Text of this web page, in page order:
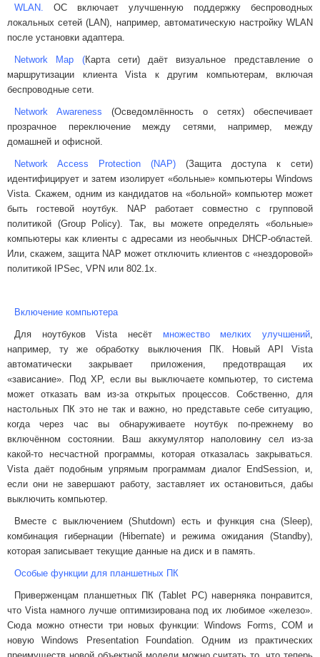
WLAN. ОС включает улучшенную поддержку беспроводных
локальных сетей (LAN), например, автоматическую настройку WLAN
после установки адаптера.
Network Map (Карта сети) даёт визуальное представление о
маршрутизации клиента Vista к другим компьютерам, включая
беспроводные сети.
Network Awareness (Осведомлённость о сетях) обеспечивает
прозрачное переключение между сетями, например, между
домашней и офисной.
Network Access Protection (NAP) (Защита доступа к сети)
идентифицирует и затем изолирует «больные» компьютеры Windows
Vista. Скажем, одним из кандидатов на «больной» компьютер может
быть гостевой ноутбук. NAP работает совместно с групповой
политикой (Group Policy). Так, вы можете определять «больные»
компьютеры как клиенты с адресами из необычных DHCP-областей.
Или, скажем, защита NAP может отключить клиентов с «нездоровой»
политикой IPSec, VPN или 802.1x.
Включение компьютера
Для ноутбуков Vista несёт множество мелких улучшений,
например, ту же обработку выключения ПК. Новый API Vista
автоматически закрывает приложения, предотвращая их
«зависание». Под XP, если вы выключаете компьютер, то система
может отказать вам из-за открытых процессов. Собственно, для
настольных ПК это не так и важно, но представьте себе ситуацию,
когда через час вы обнаруживаете ноутбук по-прежнему во
включённом состоянии. Ваш аккумулятор наполовину сел из-за
какой-то несчастной программы, которая отказалась закрываться.
Vista даёт подобным упрямым программам диалог EndSession, и,
если они не завершают работу, заставляет их остановиться, дабы
выключить компьютер.
Вместе с выключением (Shutdown) есть и функция сна (Sleep),
комбинация гибернации (Hibernate) и режима ожидания (Standby),
которая записывает текущие данные на диск и в память.
Особые функции для планшетных ПК
Приверженцам планшетных ПК (Tablet PC) наверняка понравится,
что Vista намного лучше оптимизирована под их любимое «железо».
Сюда можно отнести три новых функции: Windows Forms, COM и
новую Windows Presentation Foundation. Одним из практических